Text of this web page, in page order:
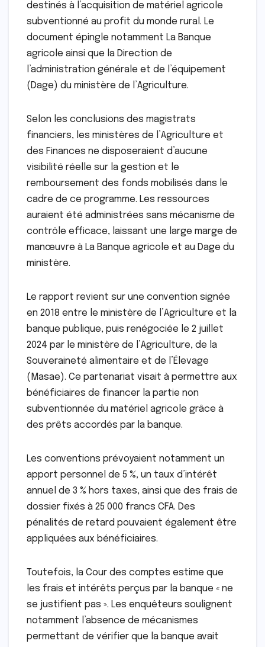
destinés à l’acquisition de matériel agricole
subventionné au profit du monde rural. Le
document épingle notamment La Banque
agricole ainsi que la Direction de
l’administration générale et de l’équipement
(Dage) du ministère de l’Agriculture.
Selon les conclusions des magistrats
financiers, les ministères de l’Agriculture et
des Finances ne disposeraient d’aucune
visibilité réelle sur la gestion et le
remboursement des fonds mobilisés dans le
cadre de ce programme. Les ressources
auraient été administrées sans mécanisme de
contrôle efficace, laissant une large marge de
manœuvre à La Banque agricole et au Dage du
ministère.
Le rapport revient sur une convention signée
en 2018 entre le ministère de l’Agriculture et la
banque publique, puis renégociée le 2 juillet
2024 par le ministère de l’Agriculture, de la
Souveraineté alimentaire et de l’Élevage
(Masae). Ce partenariat visait à permettre aux
bénéficiaires de financer la partie non
subventionnée du matériel agricole grâce à
des prêts accordés par la banque.
Les conventions prévoyaient notamment un
apport personnel de 5 %, un taux d’intérêt
annuel de 3 % hors taxes, ainsi que des frais de
dossier fixés à 25 000 francs CFA. Des
pénalités de retard pouvaient également être
appliquées aux bénéficiaires.
Toutefois, la Cour des comptes estime que
les frais et intérêts perçus par la banque « ne
se justifient pas ». Les enquêteurs soulignent
notamment l’absence de mécanismes
permettant de vérifier que la banque avait